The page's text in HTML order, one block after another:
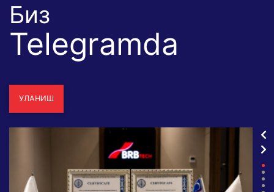
Биз
Telegramda
УЛАНИШ